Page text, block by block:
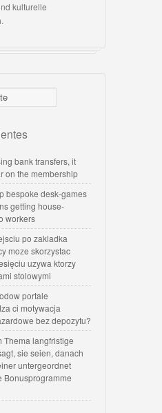
kulturelle
bank transfers, it
on the membership
bespoke desk-games
getting house-
workers
po zakladka
moze skorzystac
uzywa ktorzy
stolowymi
portale
ci motywacja
bez depozytu?
Thema langfristige
sie seien, danach
untergeordnet
Bonusprogramme